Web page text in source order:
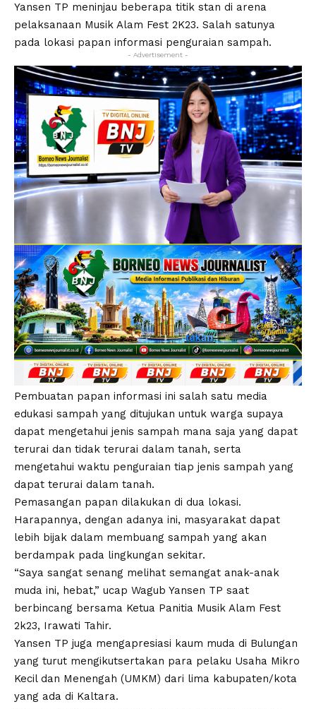
Yansen TP meninjau beberapa titik stan di arena
pelaksanaan Musik Alam Fest 2K23. Salah satunya
pada lokasi papan informasi penguraian sampah.
- Advertisement -
Pembuatan papan informasi ini salah satu media
edukasi sampah yang ditujukan untuk warga supaya
dapat mengetahui jenis sampah mana saja yang dapat
terurai dan tidak terurai dalam tanah, serta
mengetahui waktu penguraian tiap jenis sampah yang
dapat terurai dalam tanah.
Pemasangan papan dilakukan di dua lokasi.
Harapannya, dengan adanya ini, masyarakat dapat
lebih bijak dalam membuang sampah yang akan
berdampak pada lingkungan sekitar.
“Saya sangat senang melihat semangat anak-anak
muda ini, hebat,” ucap Wagub Yansen TP saat
berbincang bersama Ketua Panitia Musik Alam Fest
2k23, Irawati Tahir.
Yansen TP juga mengapresiasi kaum muda di Bulungan
yang turut mengikutsertakan para pelaku Usaha Mikro
Kecil dan Menengah (UMKM) dari lima kabupaten/kota
yang ada di Kaltara.